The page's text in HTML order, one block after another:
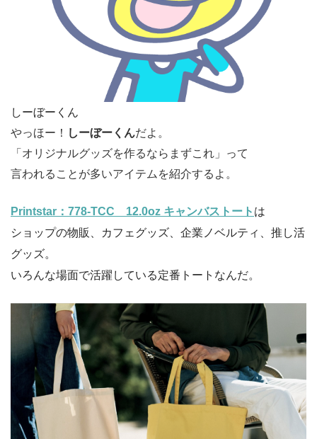
しーぼーくん
やっほー！ しーぼーくんだよ。
「オリジナルグッズを作るならまずこれ」って
言われることが多いアイテムを紹介するよ。
Printstar：778-TCC 12.0oz キャンバストート は
ショップの物販、カフェグッズ、企業ノベルティ、推し活
グッズ。
いろんな場面で活躍している定番トートなんだ。